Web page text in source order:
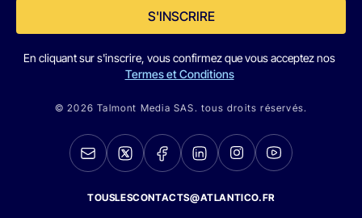
S'INSCRIRE
En cliquant sur s'inscrire, vous confirmez que vous acceptez nos
Termes et Conditions
© 2026 Talmont Media SAS. tous droits réservés.
TOUSLESCONTACTS@ATLANTICO.FR